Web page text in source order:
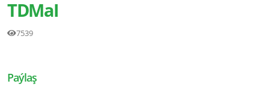
TDMaI
7539
Paýlaş